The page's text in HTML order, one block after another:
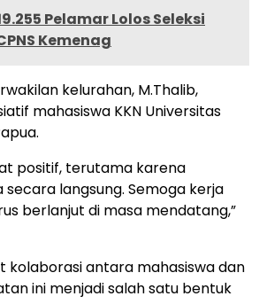
Pelamar Lolos Seleksi
Kemenag
kelurahan, M.Thalib,
mahasiswa KKN Universitas
positif, terutama karena
langsung. Semoga kerja
berlanjut di masa mendatang,”
kolaborasi antara mahasiswa dan
ini menjadi salah satu bentuk